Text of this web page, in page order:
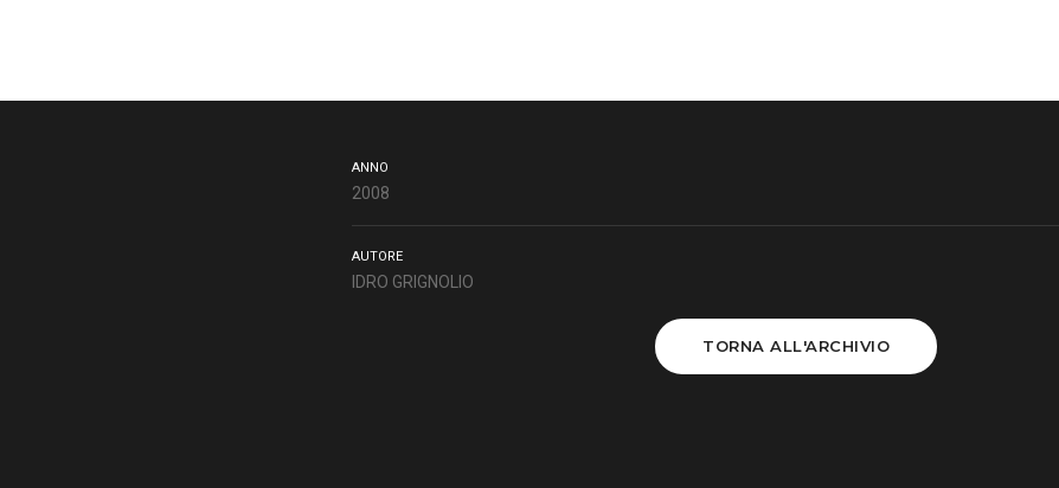
ANNO
2008
AUTORE
IDRO GRIGNOLIO
TORNA ALL'ARCHIVIO